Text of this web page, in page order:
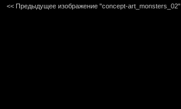
<< Предыдущее изображение "concept-art_monsters_02"